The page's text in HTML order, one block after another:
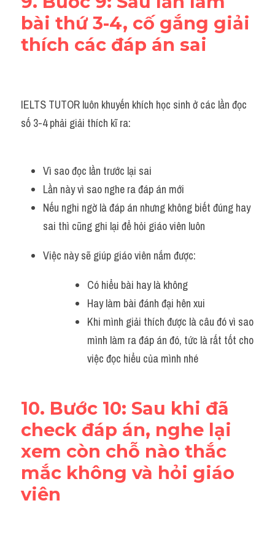
bài thứ 3-4, cố gắng giải
thích các đáp án sai
IELTS TUTOR luôn khuyến khích học sinh ở các lần đọc
số 3-4 phải giải thích kĩ ra:
Vì sao đọc lần trước lại sai
Lần này vì sao nghe ra đáp án mới
Nếu nghi ngờ là đáp án nhưng không biết đúng hay
sai thì cũng ghi lại để hỏi giáo viên luôn
Việc này sẽ giúp giáo viên nắm được:
Có hiểu bài hay là không
Hay làm bài đánh đại hên xui
Khi mình giải thích được là câu đó vì sao
mình làm ra đáp án đó, tức là rất tốt cho
việc đọc hiểu của mình nhé
10. Bước 10: Sau khi đã
check đáp án, nghe lại
xem còn chỗ nào thắc
mắc không và hỏi giáo
viên